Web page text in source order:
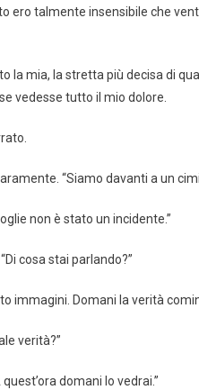
ero talmente insensibile che
la mia, la stretta più decisa di
vedesse tutto il mio dolore.
“Siamo davanti a un
non è stato un incidente.”
cosa stai parlando?”
immagini. Domani la verità
verità?”
domani lo vedrai.”